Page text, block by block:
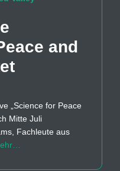
and
„Science for Peace
Mitte Juli
Fachleute aus